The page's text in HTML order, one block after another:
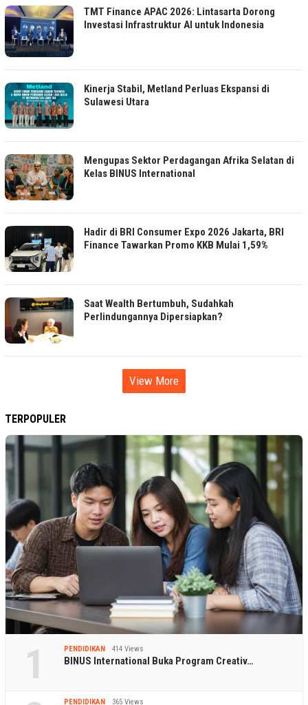
TMT Finance APAC 2026: Lintasarta Dorong
Investasi Infrastruktur AI untuk Indonesia
Kinerja Stabil, Metland Perluas Ekspansi di
Sulawesi Utara
Mengupas Sektor Perdagangan Afrika Selatan di
Kelas BINUS International
Hadir di BRI Consumer Expo 2026 Jakarta, BRI
Finance Tawarkan Promo KKB Mulai 1,59%
Saat Wealth Bertumbuh, Sudahkah
Perlindungannya Dipersiapkan?
View More
TERPOPULER
1 PENDIDIKAN 414 Views
BINUS International Buka Program Creativ…
PENDIDIKAN 365 Views